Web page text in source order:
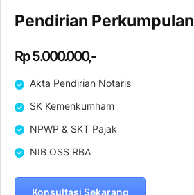
Pendirian Perkumpulan
Rp 5.000.000,-
Akta Pendirian Notaris
SK Kemenkumham
NPWP & SKT Pajak
NIB OSS RBA
Konsultasi Sekarang